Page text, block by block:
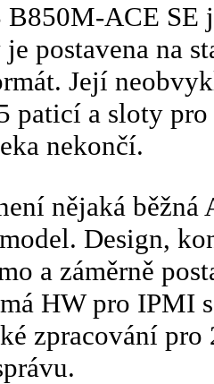
B850M-ACE SE
postavena na
Její
paticí a sloty
nekončí.
nějaká běžná
Design,
a záměrně
HW pro IPMI
zpracování